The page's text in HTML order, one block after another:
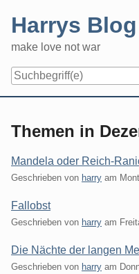
content
Harrys Blog
make love not war
Themen in
Mandela oder Reich-
Geschrieben von harry am
Fallobst
Geschrieben von harry am
Die Nächte der langen
Geschrieben von harry am